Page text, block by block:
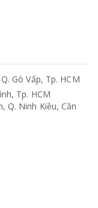
Gò Vấp, Tp. HCM
Tp. HCM
Q. Ninh Kiều, Cần